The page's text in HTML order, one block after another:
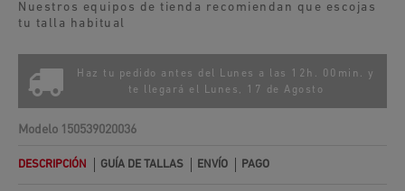
Nuestros equipos de tienda recomiendan que escojas
tu talla habitual
Haz tu pedido antes del Lunes a las 12h. 00min. y
te llegará el
Lunes, 17 de Agosto
Modelo 150539020036
DESCRIPCIÓN GUÍA DE TALLAS ENVÍO PAGO